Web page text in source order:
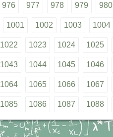
976 977 978 979 980
1001 1002 1003 1004
1022 1023 1024 1025
1043 1044 1045 1046
1064 1065 1066 1067
1085 1086 1087 1088